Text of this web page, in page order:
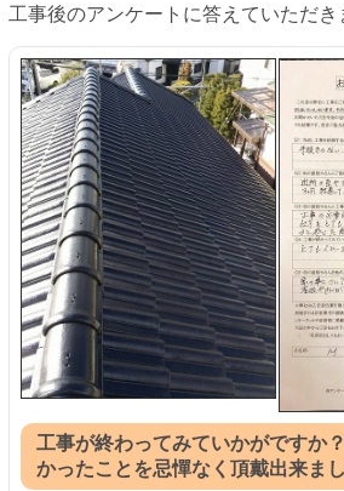
工事後のアンケートに答えていただき
工事が終わってみていかがですか
かったことを忌憚なく頂戴出来ま